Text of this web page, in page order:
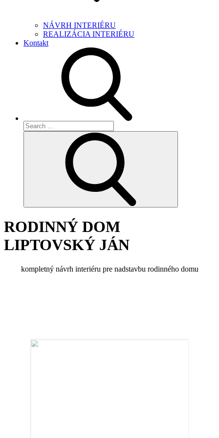
NÁVRH INTERIÉRU
REALIZÁCIA INTERIÉRU
Kontakt
Search
for:
RODINNÝ DOM
LIPTOVSKÝ JÁN
kompletný návrh interiéru pre nadstavbu rodinného domu